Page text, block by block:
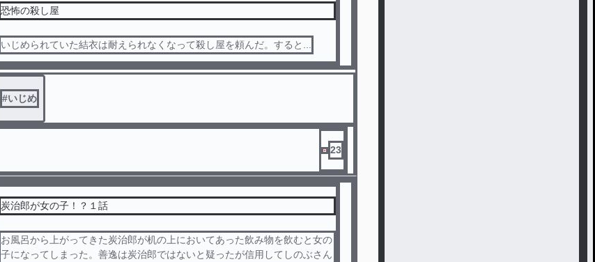
恐怖の殺し屋
いじめられていた結衣は耐えられなくなって殺し屋を頼んだ。すると...
#いじめ
23
炭治郎が女の子！？１話
お風呂から上がってきた炭治郎が机の上においてあった飲み物を飲むと女の
子になってしまった。善逸は炭治郎ではないと疑ったが信用してしのぶさん